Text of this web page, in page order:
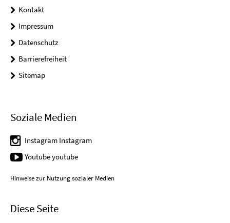
Kontakt
Impressum
Datenschutz
Barrierefreiheit
Sitemap
Soziale Medien
Instagram Instagram
Youtube youtube
Hinweise zur Nutzung sozialer Medien
Diese Seite